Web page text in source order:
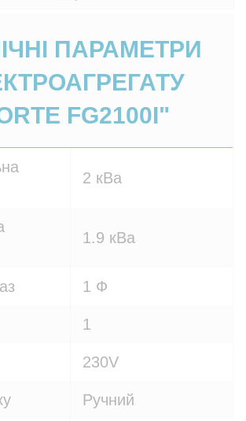
ПАРАМЕТРИ
FG2100I"
2 кВа
1.9 кВа
1 Ф
1
230V
Ручний